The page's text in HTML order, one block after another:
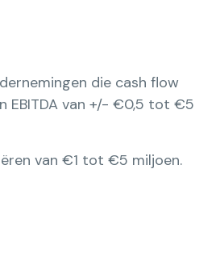
die cash flow
EBITDA van +/- €0,5 tot €5
van €1 tot €5 miljoen.